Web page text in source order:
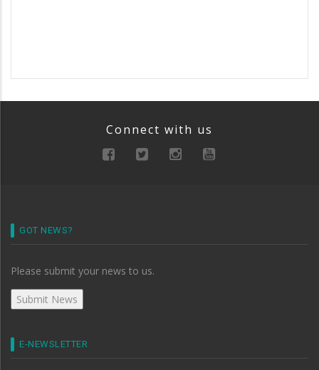
Connect with us
GOT NEWS?
Please submit your news to us.
E-NEWSLETTER